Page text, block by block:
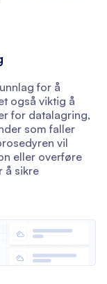
for å
også viktig å
for datalagring,
som faller
vil
eller overføre
å sikre